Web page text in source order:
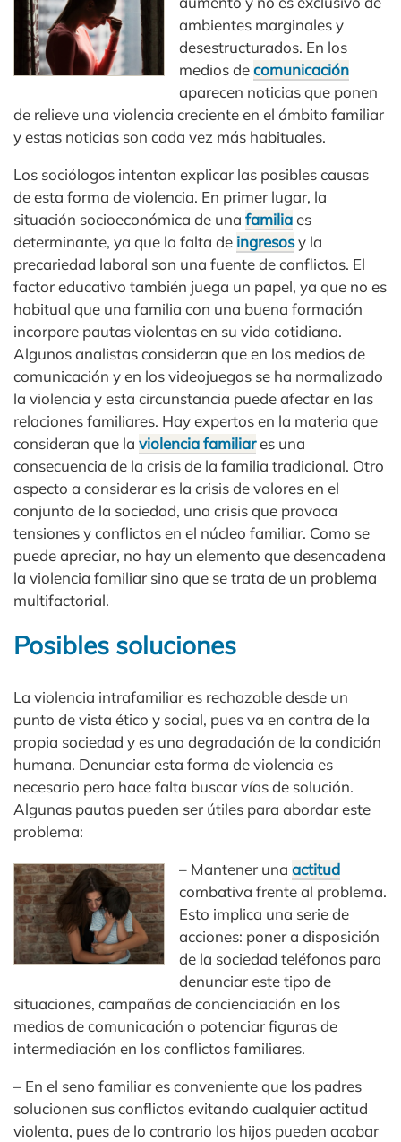
ambientes marginales y
desestructurados. En los
medios decomunicación
aparecen noticias que ponen
de relieve una violencia creciente en el ámbito familiar
y estas noticias son cada vez más habituales.
Los sociólogos intentan explicar las posibles causas
de esta forma de violencia. En primer lugar, la
situación socioeconómica de una familiaes
determinante, ya que la falta de ingresosy la
precariedad laboral son una fuente de conflictos. El
factor educativo también juega un papel, ya que no es
habitual que una familia con una buena formación
incorpore pautas violentas en su vida cotidiana.
Algunos analistas consideran que en los medios de
comunicación y en los videojuegos se ha normalizado
la violencia y esta circunstancia puede afectar en las
relaciones familiares. Hay expertos en la materia que
consideran que la violencia familiares una
consecuencia de la crisis de la familia tradicional. Otro
aspecto a considerar es la crisis de valores en el
conjunto de la sociedad, una crisis que provoca
tensiones y conflictos en el núcleo familiar. Como se
puede apreciar, no hay un elemento que desencadena
la violencia familiar sino que se trata de un problema
multifactorial.
Posibles soluciones
La violencia intrafamiliar es rechazable desde un
punto de vista ético y social, pues va en contra de la
propia sociedad y es una degradación de la condición
humana. Denunciar esta forma de violencia es
necesario pero hace falta buscar vías de solución.
Algunas pautas pueden ser útiles para abordar este
problema:
– Mantener unaactitud
combativa frente al problema.
Esto implica una serie de
acciones: poner a disposición
de la sociedad teléfonos para
denunciar este tipo de
situaciones, campañas de concienciación en los
medios de comunicación o potenciar figuras de
intermediación en los conflictos familiares.
– En el seno familiar es conveniente que los padres
solucionen sus conflictos evitando cualquier actitud
violenta, pues de lo contrario los hijos pueden acabar